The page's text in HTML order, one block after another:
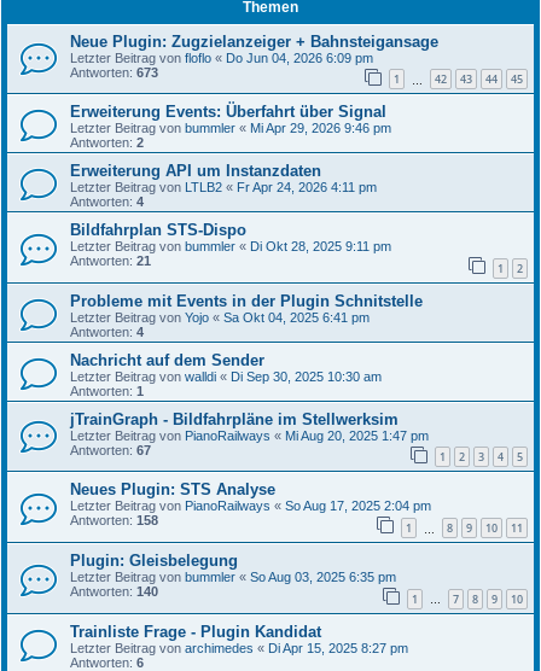
Themen
Neue Plugin: Zugzielanzeiger + Bahnsteigansage
Letzter Beitrag von floflo « Do Jun 04, 2026 6:09 pm
Antworten: 673 1 42 43 44 45
Erweiterung Events: Überfahrt über Signal
Letzter Beitrag von bummler « Mi Apr 29, 2026 9:46 pm
Antworten: 2
Erweiterung API um Instanzdaten
Letzter Beitrag von LTLB2 « Fr Apr 24, 2026 4:11 pm
Antworten: 4
Bildfahrplan STS-Dispo
Letzter Beitrag von bummler « Di Okt 28, 2025 9:11 pm
Antworten: 21 1 2
Probleme mit Events in der Plugin Schnitstelle
Letzter Beitrag von Yojo « Sa Okt 04, 2025 6:41 pm
Antworten: 4
Nachricht auf dem Sender
Letzter Beitrag von walldi « Di Sep 30, 2025 10:30 am
Antworten: 1
jTrainGraph - Bildfahrpläne im Stellwerksim
Letzter Beitrag von PianoRailways « Mi Aug 20, 2025 1:47 pm
Antworten: 67 1 2 3 4 5
Neues Plugin: STS Analyse
Letzter Beitrag von PianoRailways « So Aug 17, 2025 2:04 pm
Antworten: 158 1 8 9 10 11
Plugin: Gleisbelegung
Letzter Beitrag von bummler « So Aug 03, 2025 6:35 pm
Antworten: 140 1 … 7 8 9 10
Trainliste Frage - Plugin Kandidat
Letzter Beitrag von archimedes « Di Apr 15, 2025 8:27 pm
Antworten: 6